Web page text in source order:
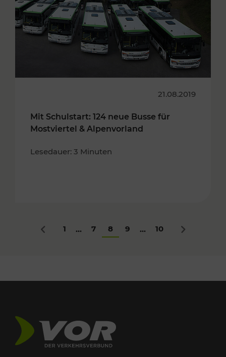
21.08.2019
Mit Schulstart: 124 neue Busse für
Mostviertel & Alpenvorland
Lesedauer: 3 Minuten
Zurück
1 ... 7 8 9 ... 10 Nächstes